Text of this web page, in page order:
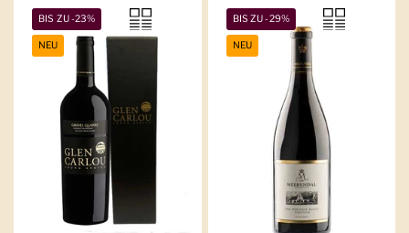
BIS ZU -23%
NEU
BIS ZU -29%
NEU